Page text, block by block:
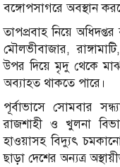
বঙ্গোপসাগরে অবস্থান
তাপপ্রবাহ নিয়ে
মৌলভীবাজার,
উপর দিয়ে মৃদু থেকে
অব্যাহত থাকতে পারে।
পূর্বাভাসে সোমবার
রাজশাহী ও খুলনা
হাওয়াসহ বিদ্যুৎ
ছাড়া দেশের অন্যত্র